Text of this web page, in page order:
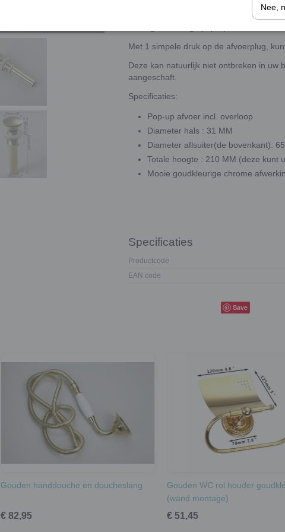
Deze goudkleurige pop-up afvoer met
Met 1 simpele druk op de afvoerplug,
Deze kan natuurlijk niet ontbreken in uw
aangeschaft.
Specificaties:
Pop-up afvoer incl. overloop
Diameter hals : 31 MM
Diameter aflsuiter(de bovenkant):
Totale hoogte : 210 MM (deze kunt
Mooie goudkleurige chrome
Specificaties
Productcode
EAN code
Save
Gouden handdouche en doucheslang
€ 82,95
Gouden WC rol houder
(wand montage)
€ 51,45
Nee,